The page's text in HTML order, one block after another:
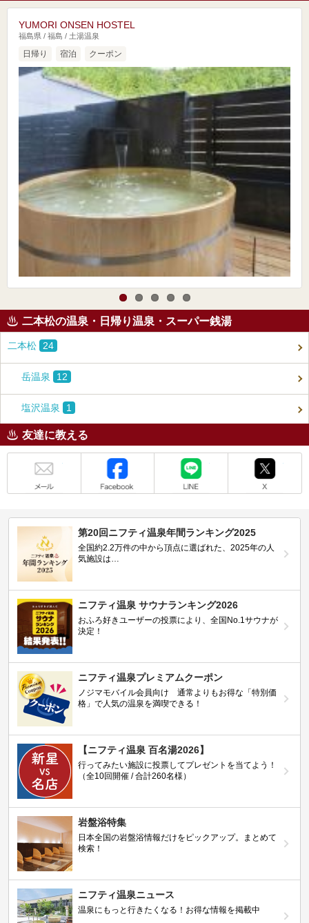
YUMORI ONSEN HOSTEL
福島県 / 福島 / 土湯温泉
日帰り 宿泊 クーポン
二本松の温泉・日帰り温泉・スーパー銭湯
二本松 24
岳温泉 12
塩沢温泉 1
友達に教える
第20回ニフティ温泉年間ランキング2025
全国約2.2万件の中から頂点に選ばれた、2025年の人
気施設は…
ニフティ温泉 サウナランキング2026
おふろ好きユーザーの投票により、全国No.1サウナが
決定！
ニフティ温泉プレミアムクーポン
ノジマモバイル会員向け 通常よりもお得な「特別価
格」で人気の温泉を満喫できる！
【ニフティ温泉 百名湯2026】
行ってみたい施設に投票してプレゼントを当てよう！
（全10回開催 / 合計260名様）
岩盤浴特集
日本全国の岩盤浴情報だけをピックアップ。まとめて
検索！
ニフティ温泉ニュース
温泉にもっと行きたくなる！お得な情報を掲載中